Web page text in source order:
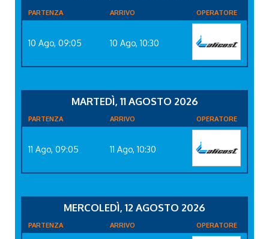
PARTENZA ARRIVO OPERATORE
10 Ago, 09:05 10 Ago, 10:30
MARTEDÌ, 11 AGOSTO 2026
PARTENZA ARRIVO OPERATORE
11 Ago, 09:05 11 Ago, 10:30
MERCOLEDÌ, 12 AGOSTO 2026
PARTENZA ARRIVO OPERATORE